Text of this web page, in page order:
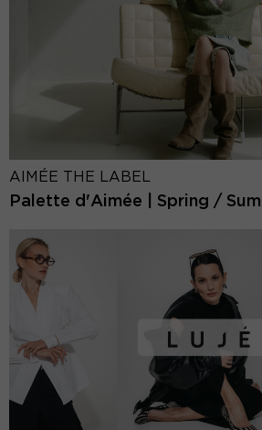
AIMÉE THE LABEL
Palette d'Aimée | Spring /